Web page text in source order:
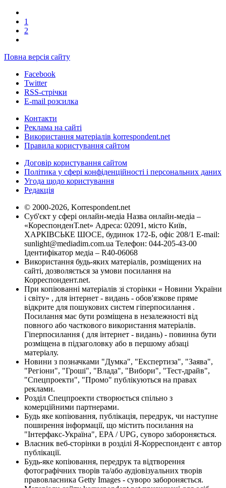
1
2
Повна версія сайту
Facebook
Twitter
RSS-стрічки
E-mail розсилка
Контакти
Реклама на сайті
Використання матеріалів korrespondent.net
Правила користування сайтом
Договір користування сайтом
Політика у сфері конфіденційності і персональних даних
Угода щодо користування
Редакція
© 2000-2026, Korrespondent.net
Суб'єкт у сфері онлайн-медіа Назва онлайн-медіа –
«КореспонденТ.net» Адреса: 02091, місто Київ,
ХАРКІВСЬКЕ ШОСЕ, будинок 172-Б, офіс 208/1 E-mail:
sunlight@mediadim.com.ua Телефон: 044-205-43-00
Ідентифікатор медіа – R40-06068
Використання будь-яких матеріалів, розміщених на
сайті, дозволяється за умови посилання на
Корреспондент.net.
При копіюванні матеріалів зі сторінки « Новини України
і світу» , для інтернет - видань - обов'язкове пряме
відкрите для пошукових систем гіперпосилання .
Посилання має бути розміщена в незалежності від
повного або часткового використання матеріалів.
Гіперпосилання ( для інтернет - видань) - повинна бути
розміщена в підзаголовку або в першому абзаці
матеріалу.
Новини з позначками "Думка", "Експертиза", "Заява",
"Регіони", "Гроші", "Влада", "Вибори", "Тест-драйв",
"Спецпроекти", "Промо" публікуються на правах
реклами.
Розділ Спецпроекти створюється спільно з
комерційними партнерами.
Будь яке копіювання, публікація, передрук, чи наступне
поширення інформації, що містить посилання на
"Інтерфакс-Україна", EPA / UPG, суворо забороняється.
Власник веб-сторінки в розділі Я-Корреспондент є автор
публікації.
Будь-яке копіювання, передрук та відтворення
фотографічних творів та/або аудіовізуальних творів
правовласника Getty Images - суворо забороняється.